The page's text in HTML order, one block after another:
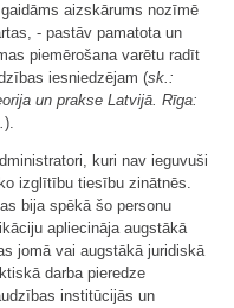
aizskārums nozīmē
- pastāv pamatota un
piemērošana varētu radīt
iesniedzējam (sk.:
un prakse Latvijā. Rīga:
).
kuri nav ieguvuši
izglītību tiesību zinātnēs.
bija spēkā šo personu
apliecināja augstākā
jomā vai augstākā juridiskā
darba pieredze
institūcijās un